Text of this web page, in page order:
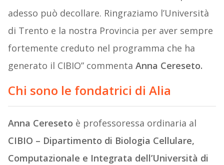
adesso può decollare. Ringraziamo l’Università
di Trento e la nostra Provincia per aver sempre
fortemente creduto nel programma che ha
generato il CIBIO” commenta Anna Cereseto.
Chi sono le fondatrici di Alia
Anna Cereseto è professoressa ordinaria al
CIBIO – Dipartimento di Biologia Cellulare,
Computazionale e Integrata dell’Università di